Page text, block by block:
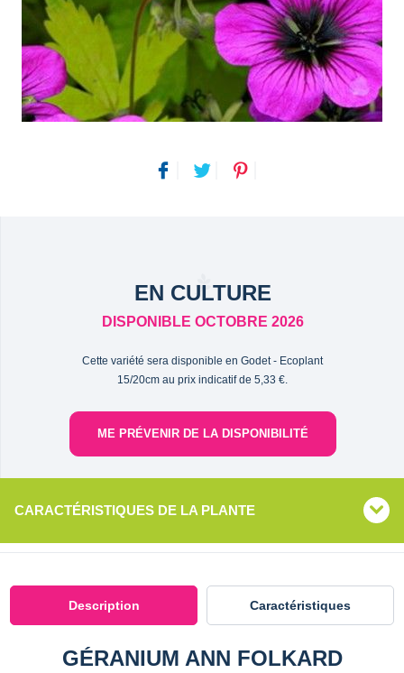
EN CULTURE
DISPONIBLE OCTOBRE 2026
Cette variété sera disponible en Godet - Ecoplant
15/20cm au prix indicatif de 5,33 €.
ME PRÉVENIR DE LA DISPONIBILITÉ
CARACTÉRISTIQUES DE LA PLANTE
Description Caractéristiques
GÉRANIUM ANN FOLKARD